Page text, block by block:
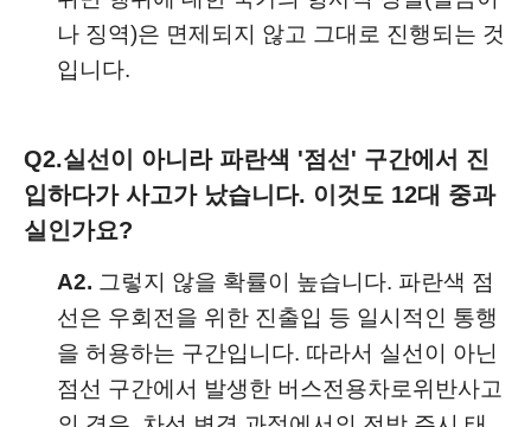
나 징역)은 면제되지 않고 그대로 진행되는 것
입니다.
Q2.실선이 아니라 파란색 '점선' 구간에서 진
입하다가 사고가 났습니다. 이것도 12대 중과
실인가요?
A2. 그렇지 않을 확률이 높습니다. 파란색 점
선은 우회전을 위한 진출입 등 일시적인 통행
을 허용하는 구간입니다. 따라서 실선이 아닌
점선 구간에서 발생한 버스전용차로위반사고